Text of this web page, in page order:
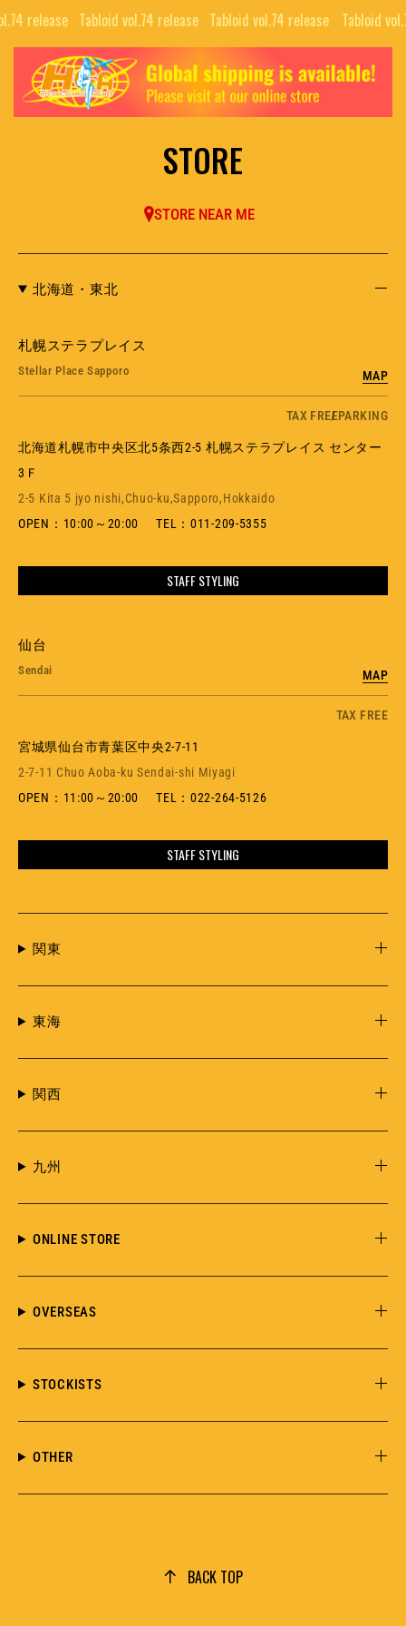
release⠀ Tabloid vol.74 release⠀ Tabloid vol.74 release⠀ Tabloid
TOP
ALL
GUIDE
NFT PROJECTS
H.G.A.S.
HYSTERIC BOOTLEG
LOOKBOOK
PUBLISHING
PRIVACY POLICY
STORE
STORE NEAR ME
北海道・東北
札幌ステラプレイス
Stellar Place Sapporo MAP
TAX FREEPARKING
北海道札幌市中央区北5条西2-5 札幌ステラプレイス センター
3Ｆ
2-5 Kita 5 jyo nishi,Chuo-ku,Sapporo,Hokkaido
OPEN：10:00～20:00
TEL：011-209-5355
STAFF STYLING
仙台
Sendai MAP
TAX FREE
宮城県仙台市青葉区中央2-7-11
2-7-11 Chuo Aoba-ku Sendai-shi Miyagi
OPEN：11:00～20:00
TEL：022-264-5126
STAFF STYLING
関東
東海
関西
九州
ONLINE STORE
OVERSEAS
STOCKISTS
OTHER
BACK TOP